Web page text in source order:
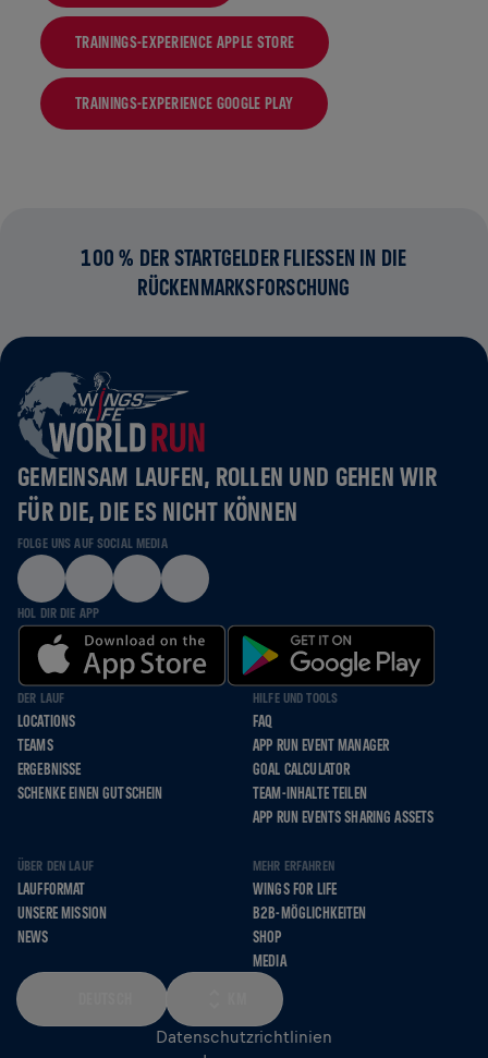
TRAININGS-EXPERIENCE APPLE STORE
TRAININGS-EXPERIENCE GOOGLE PLAY
100 % DER STARTGELDER FLIESSEN IN DIE R
ÜCKENMARKSFORSCHUNG
GEMEINSAM LAUFEN, ROLLEN UND GEHEN WIR
FÜR DIE, DIE ES NICHT KÖNNEN
FOLGE UNS AUF SOCIAL MEDIA
HOL DIR DIE APP
DER LAUF
LOCATIONS
TEAMS
ERGEBNISSE
SCHENKE EINEN GUTSCHEIN
HILFE UND TOOLS
FAQ
APP RUN EVENT MANAGER
GOAL CALCULATOR
TEAM-INHALTE TEILEN
APP RUN EVENTS SHARING ASSETS
ÜBER DEN LAUF
LAUFFORMAT
UNSERE MISSION
NEWS
MEHR ERFAHREN
WINGS FOR LIFE
B2B-MÖGLICHKEITEN
SHOP
MEDIA
Datenschutzrichtlinien